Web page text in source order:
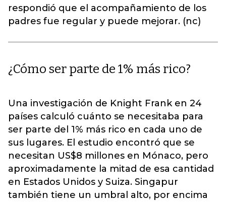
respondió que el acompañamiento de los
padres fue regular y puede mejorar. (nc)
¿Cómo ser parte de 1% más rico?
Una investigación de Knight Frank en 24
países calculó cuánto se necesitaba para
ser parte del 1% más rico en cada uno de
sus lugares. El estudio encontró que se
necesitan US$8 millones en Mónaco, pero
aproximadamente la mitad de esa cantidad
en Estados Unidos y Suiza. Singapur
también tiene un umbral alto, por encima